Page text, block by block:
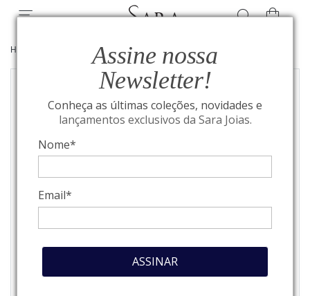
Assine nossa
Newsletter!
Conheça as últimas coleções, novidades e
lançamentos exclusivos da Sara Joias.
Nome*
Email*
ASSINAR
HOME BEST SELLERS